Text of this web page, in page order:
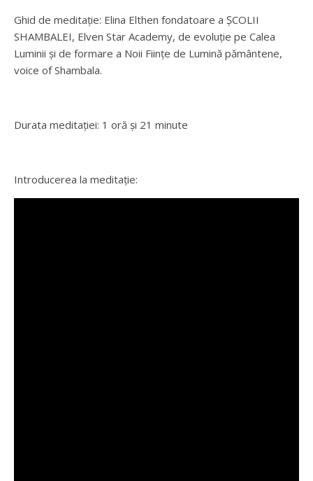
Ghid de meditație: Elina Elthen fondatoare a ȘCOLII
SHAMBALEI, Elven Star Academy, de evoluție pe Calea
Luminii și de formare a Noii Ființe de Lumină pământene,
voice of Shambala.
Durata meditației: 1 oră și 21 minute
Introducerea la meditație: